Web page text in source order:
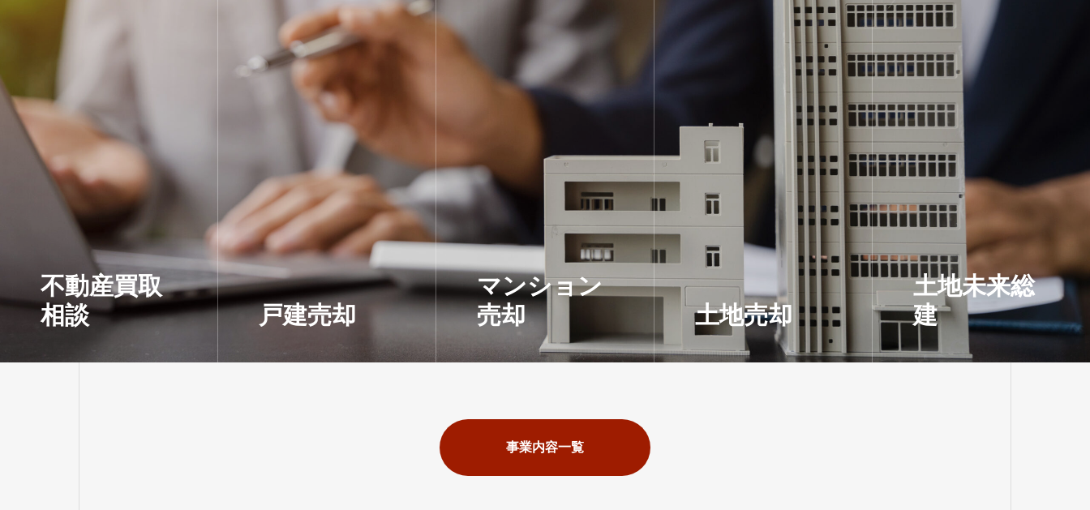
不動産買取
相談
戸建売却
マンション
売却
土地売却
土地未来総
建
事業内容一覧